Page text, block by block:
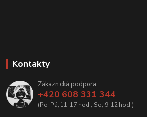
Kontakty
Zákaznická podpora
+420 608 331 344
(Po-Pá, 11-17 hod.; So, 9-12 hod.)